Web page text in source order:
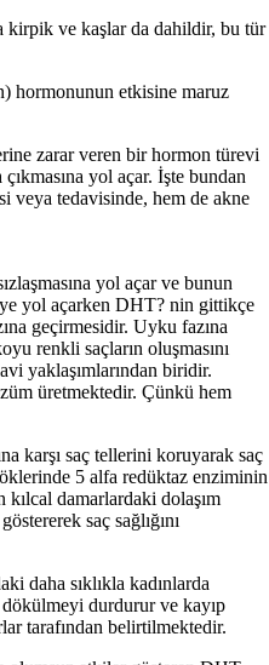
kirpik ve kaşlar da dahildir, bu tür
hormonunun etkisine maruz
zarar veren bir hormon türevi
yol açar. İşte bundan
veya tedavisinde, hem de akne
yol açar ve bunun
yol açarken DHT? nin gittikçe
geçirmesidir. Uyku fazına
renkli saçların oluşmasını
yaklaşımlarından biridir.
üretmektedir. Çünkü hem
karşı saç tellerini koruyarak saç
5 alfa redüktaz enziminin
damarlardaki dolaşım
saç sağlığını
daha sıklıkla kadınlarda
durdurur ve kayıp
tarafından belirtilmektedir.